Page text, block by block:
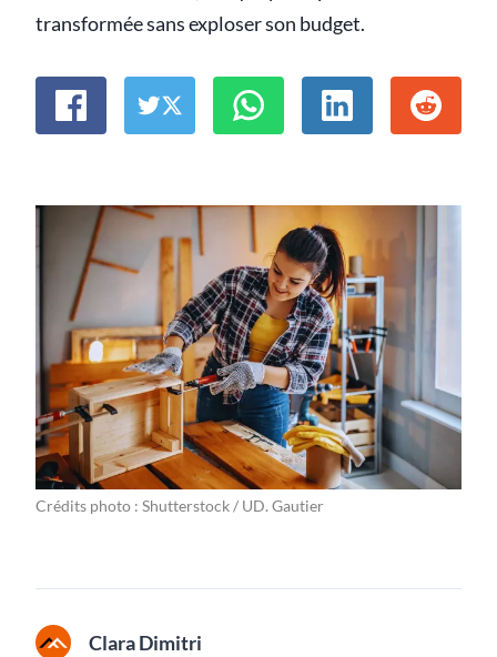
transformée sans exploser son budget.
Crédits photo : Shutterstock / UD. Gautier
Clara Dimitri